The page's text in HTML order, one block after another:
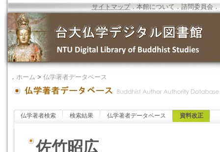
サイトマップ．本館について ．諮問委員会 ．
． ホーム > 仏学著者データベース
仏学著者検索 検索結果 仏学著者データベース 資料改正
佐竹昭広